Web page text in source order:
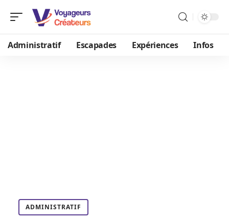
Administratif Escapades Expériences Infos
ADMINISTRATIF